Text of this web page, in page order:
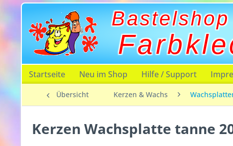
Bastelshop
Startseite Neu im Shop Hilfe / Support
Übersicht Kerzen & Wachs
Kerzen Wachsplatte tanne